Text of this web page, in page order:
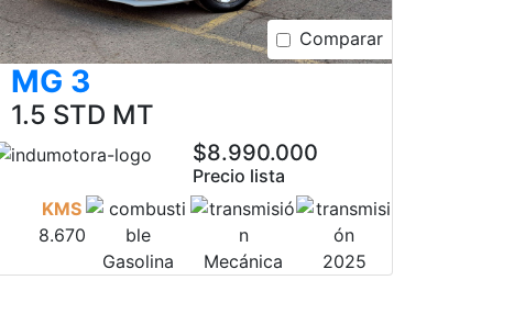
Comparar
MG 3
1.5 STD MT
$8.990.000
Precio lista
KMS
8.670
Gasolina
Mecánica 2025